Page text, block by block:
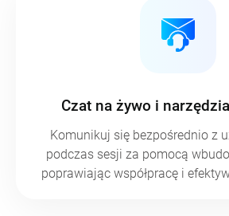
Czat na żywo i
Komunikuj się bezpośrednio z
podczas sesji za pomocą
poprawiając współpracę i